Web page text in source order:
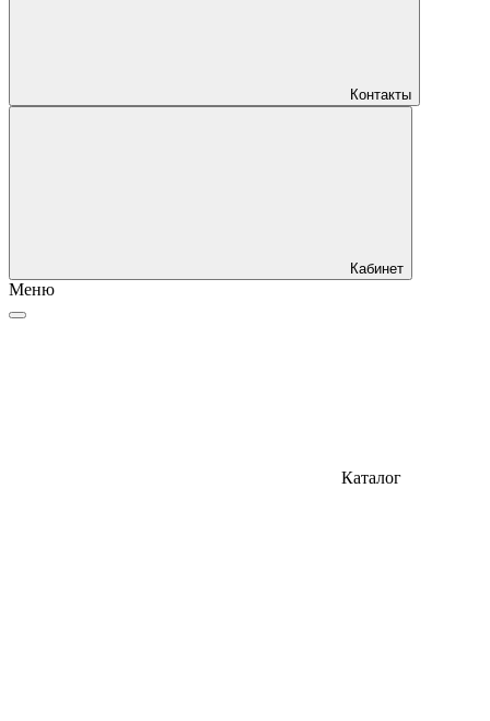
Контакты
Кабинет
Меню
Каталог